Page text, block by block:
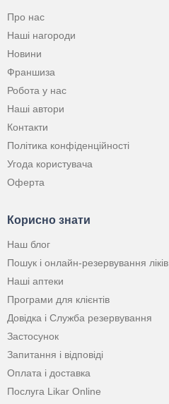
Про нас
Наші нагороди
Новини
Франшиза
Робота у нас
Наші автори
Контакти
Політика конфіденційності
Угода користувача
Оферта
Корисно знати
Наш блог
Пошук і онлайн-резервування ліків
Наші аптеки
Програми для клієнтів
Довідка і Служба резервування
Застосунок
Запитання і відповіді
Оплата і доставка
Послуга Likar Online